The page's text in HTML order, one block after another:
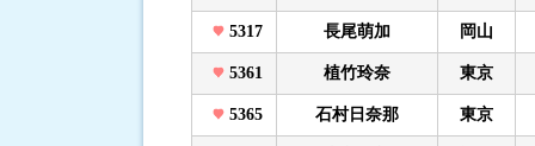
5317 長尾萌加 岡山
5361 植竹玲奈 東京
5365 石村日奈那 東京